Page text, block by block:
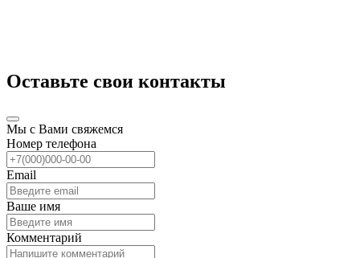
Оставьте свои контакты
Мы с Вами свяжемся
Номер телефона
Email
Ваше имя
Комментарий